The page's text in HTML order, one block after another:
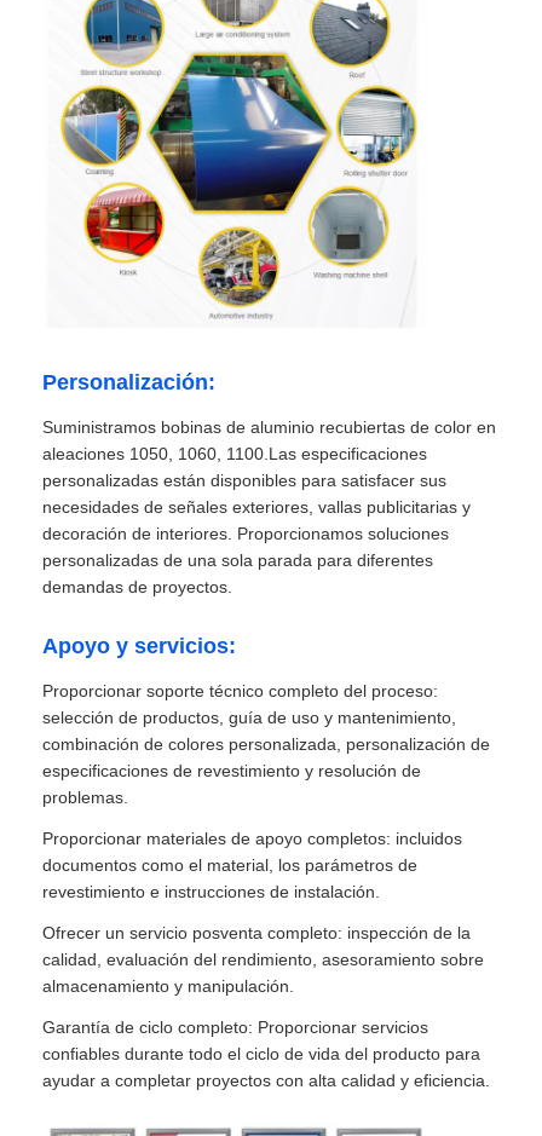
Personalización:
Suministramos bobinas de aluminio recubiertas de color en
aleaciones 1050, 1060, 1100.Las especificaciones
personalizadas están disponibles para satisfacer sus
necesidades de señales exteriores, vallas publicitarias y
decoración de interiores. Proporcionamos soluciones
personalizadas de una sola parada para diferentes
demandas de proyectos.
Apoyo y servicios:
Proporcionar soporte técnico completo del proceso:
selección de productos, guía de uso y mantenimiento,
combinación de colores personalizada, personalización de
especificaciones de revestimiento y resolución de
problemas.
Proporcionar materiales de apoyo completos: incluidos
documentos como el material, los parámetros de
revestimiento e instrucciones de instalación.
Ofrecer un servicio posventa completo: inspección de la
calidad, evaluación del rendimiento, asesoramiento sobre
almacenamiento y manipulación.
Garantía de ciclo completo: Proporcionar servicios
confiables durante todo el ciclo de vida del producto para
ayudar a completar proyectos con alta calidad y eficiencia.